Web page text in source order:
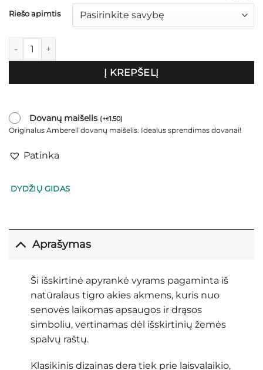
€16.00
Riešo apimtis
produkto kiekis: Apyrankė vyrams „Mustang"
Į KREPŠELĮ
Dovanų maišelis (+€1.50)
Originalus Amberell dovanų maišelis. Idealus sprendimas dovanai!
Patinka
DYDŽIŲ GIDAS
Aprašymas
Ši išskirtinė apyrankė vyrams pagaminta iš
natūralaus tigro akies akmens, kuris nuo
senovės laikomas apsaugos ir drąsos
simboliu, vertinamas dėl išskirtinių žemės
spalvų raštų.
Klasikinis dizainas dera tiek prie laisvalaikio,